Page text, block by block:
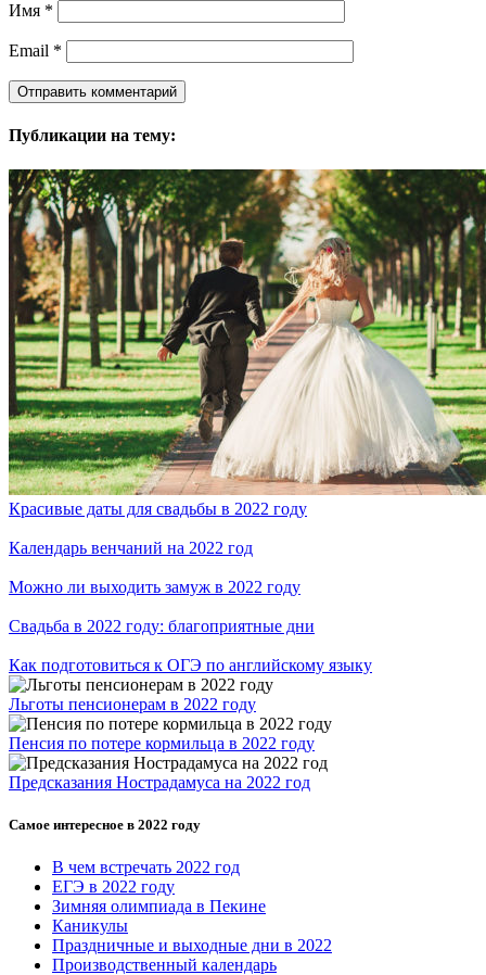
Имя *
Email *
Публикации на тему:
Красивые даты для свадьбы в 2022 году
Календарь венчаний на 2022 год
Можно ли выходить замуж в 2022 году
Свадьба в 2022 году: благоприятные дни
Как подготовиться к ОГЭ по английскому языку
Льготы пенсионерам в 2022 году
Пенсия по потере кормильца в 2022 году
Предсказания Нострадамуса на 2022 год
Самое интересное в 2022 году
В чем встречать 2022 год
ЕГЭ в 2022 году
Зимняя олимпиада в Пекине
Каникулы
Праздничные и выходные дни в 2022
Производственный календарь